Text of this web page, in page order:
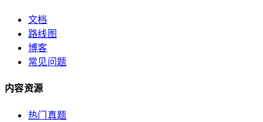
文档
路线图
博客
常见问题
内容资源
热门真题